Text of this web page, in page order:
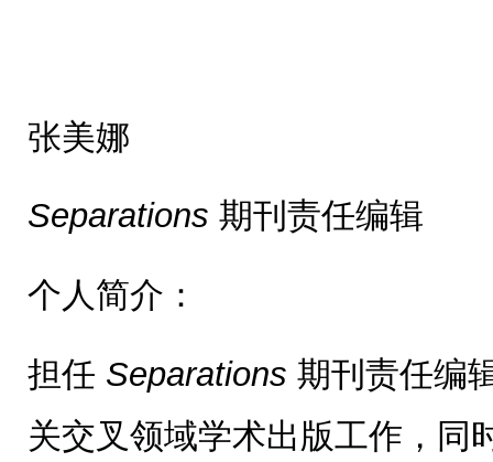
张美娜
Separations 期刊责任编辑
个人简介：
担任 Separations 期刊责任编
关交叉领域学术出版工作，同